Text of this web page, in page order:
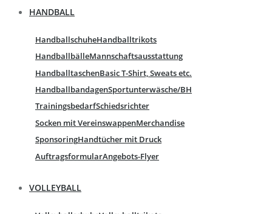
HANDBALL
HandballschuheHandballtrikots
HandballbälleMannschaftsausstattung
HandballtaschenBasic T-Shirt, Sweats etc.
HandballbandagenSportunterwäsche/BH
TrainingsbedarfSchiedsrichter
Socken mit VereinswappenMerchandise
SponsoringHandtücher mit Druck
AuftragsformularAngebots-Flyer
VOLLEYBALL